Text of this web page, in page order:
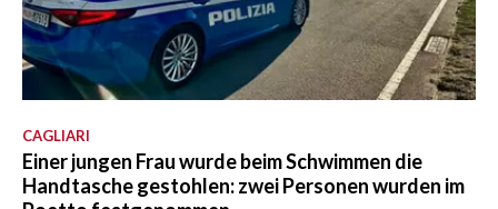
CAGLIARI
Einer jungen Frau wurde beim Schwimmen die
Handtasche gestohlen: zwei Personen wurden im